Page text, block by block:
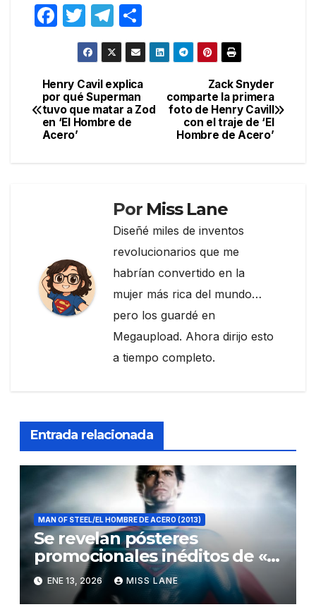
F
e
b
o
T
w
itt
er
T
el
e
gr
a
m
o
m
p
ar
Navegación
de
Zack Snyder
comparte la primera
foto de Henry Cavill
con el traje de ‘El
Hombre de Acero’
Henry Cavil explica
por qué Superman
tuvo que matar a Zod
en ‘El Hombre de
Acero’
Por Miss Lane
Diseñé miles de inventos
revolucionarios que me
habrían convertido en la
mujer más rica del mundo…
pero los guardé en
Megaupload. Ahora dirijo esto
a tiempo completo.
Entrada relacionada
MAN OF STEEL/EL HOMBRE DE ACERO (2013)
Se revelan pósteres
promocionales inéditos de «El
hombre de acero»
ENE 13, 2026 MISS LANE